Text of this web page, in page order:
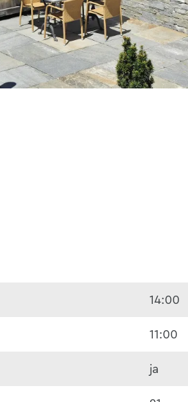
14:00
11:00
ja